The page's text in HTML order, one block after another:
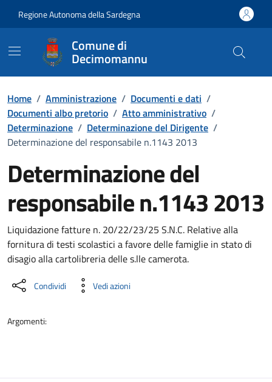
Regione Autonoma della Sardegna
Comune di
Decimomannu
Home / Amministrazione / Documenti e dati /
Documenti albo pretorio / Atto amministrativo /
Determinazione / Determinazione del Dirigente /
Determinazione del responsabile n.1143 2013
Determinazione del
responsabile n.1143 2013
Dettaglio del documento
Liquidazione fatture n. 20/22/23/25 S.N.C. Relative alla
fornitura di testi scolastici a favore delle famiglie in stato di
disagio alla cartolibreria delle s.lle camerota.
Condividi Vedi azioni
Argomenti: